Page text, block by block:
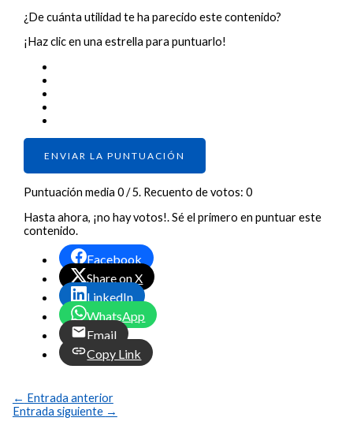
¿De cuánta utilidad te ha parecido este contenido?
¡Haz clic en una estrella para puntuarlo!
ENVIAR LA PUNTUACIÓN
Puntuación media0/ 5. Recuento de votos:0
Hasta ahora, ¡no hay votos!. Sé el primero en puntuar este
contenido.
Facebook
Share on X
LinkedIn
WhatsApp
Email
Copy Link
← Entrada anterior
Entrada siguiente →